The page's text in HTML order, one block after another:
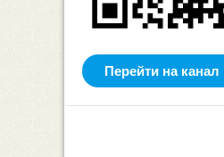
Перейти на канал